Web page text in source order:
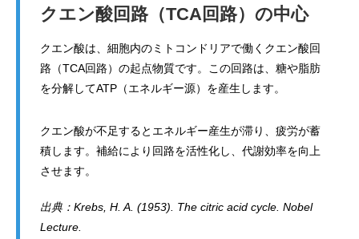
クエン酸回路（TCA回路）の中心
クエン酸は、細胞内のミトコンドリアで働くクエン酸回
路（TCA回路）の起点物質です。この回路は、糖や脂肪
を分解してATP（エネルギー源）を産生します。
クエン酸が不足するとエネルギー産生が滞り、疲労が蓄
積します。補給により回路を活性化し、代謝効率を向上
させます。
出典：Krebs, H. A. (1953). The citric acid cycle. Nobel
Lecture.